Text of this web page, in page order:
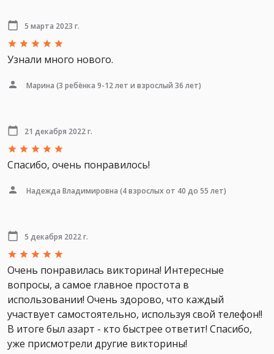
5 марта 2023 г.
Узнали много нового.
Марина (3 ребёнка 9-12 лет и взрослый 36 лет)
21 декабря 2022 г.
Спасибо, очень понравилось!
Надежда Владимировна (4 взрослых от 40 до 55 лет)
5 декабря 2022 г.
Очень понравилась викторина! Интересные
вопросы, а самое главное простота в
использовании! Очень здорово, что каждый
участвует самостоятельно, используя свой телефон!!
В итоге был азарт - кто быстрее ответит! Спасибо,
уже присмотрели другие викторины!